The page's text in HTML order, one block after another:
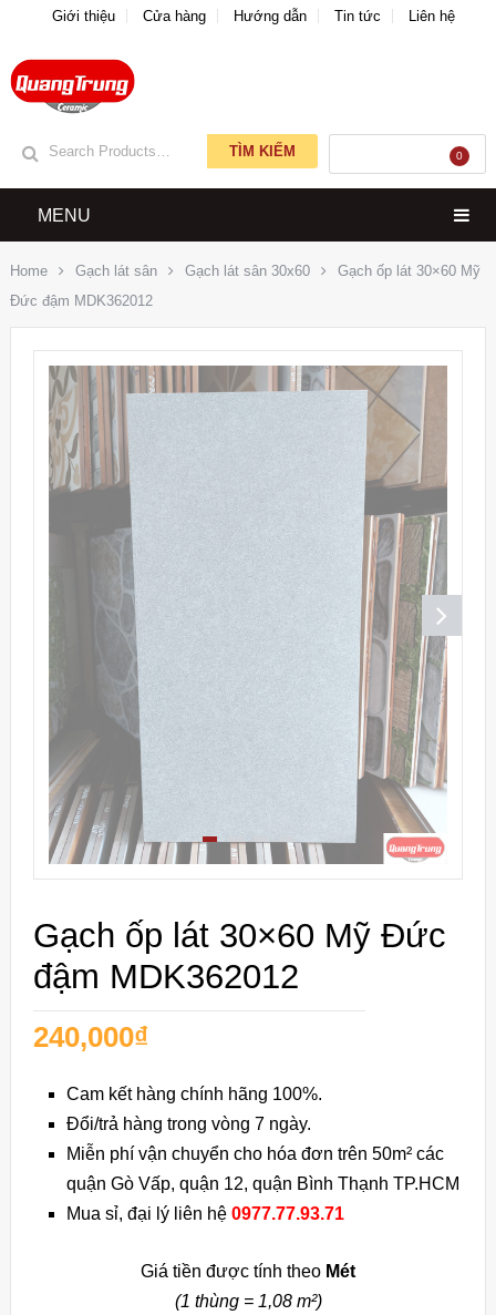
Giới thiệu Cửa hàng Hướng dẫn Tin tức Liên hệ
0
TÌM KIẾM
MENU
Home Gạch lát sân Gạch lát sân 30x60
Gạch ốp lát 30×60 Mỹ
Đức đậm MDK362012
Gạch ốp lát 30×60 Mỹ Đức
đậm MDK362012
240,000₫
Cam kết hàng chính hãng 100%.
Đổi/trả hàng trong vòng 7 ngày.
Miễn phí vận chuyển cho hóa đơn trên 50m² các
quận Gò Vấp, quận 12, quận Bình Thạnh TP.HCM
Mua sỉ, đại lý liên hệ0977.77.93.71
Giá tiền được tính theo Mét
(1 thùng = 1,08 m²)